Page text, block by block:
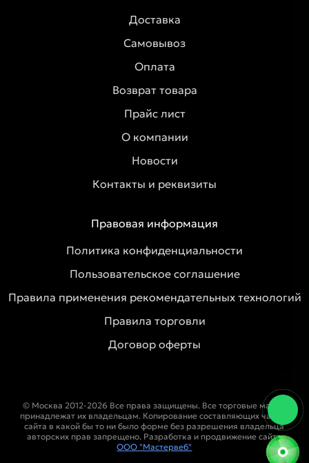
Доставка
Самовывоз
Оплата
Возврат товара
Прайс лист
О компании
Новости
Контакты и реквизиты
Правовая информация
Политика конфиденциальности
Пользовательское соглашение
Правила применения рекомендательных технологий
Правила торговли
Договор оферты
© Москва 2012-2026 Все права защищены. Все торговые марки
принадлежат их владельцам. Копирование составляющих частей
сайта в какой бы то ни было форме без разрешения владельца
авторских прав запрещено. Разработка и продвижение сайта
ООО "Мастервеб"